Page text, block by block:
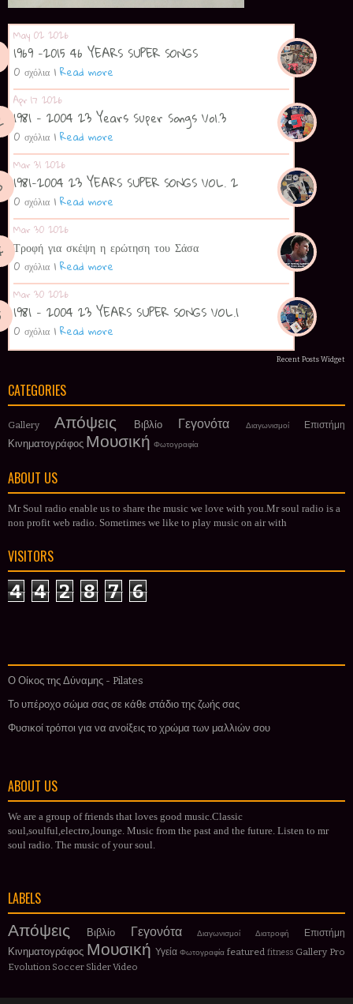
May 02 2026
1969 -2015 46 YEARS SUPER SONGS
0 σχόλια | Read more
Apr 17 2026
1981 - 2004 23 Years Super Songs Vol.3
0 σχόλια | Read more
Mar 31 2026
1981-2004 23 YEARS SUPER SONGS VOL. 2
0 σχόλια | Read more
Mar 30 2026
Τροφή για σκέψη η ερώτηση του Σάσα
0 σχόλια | Read more
Mar 30 2026
1981 - 2004 23 YEARS SUPER SONGS VOL.1
0 σχόλια | Read more
Recent Posts Widget
CATEGORIES
Gallery Απόψεις Βιβλίο Γεγονότα Διαγωνισμοί Επιστήμη
Κινηματογράφος Μουσική Φωτογραφία
ABOUT US
Mr Soul radio enable us to share the music we love with you.Mr soul radio is a
non profit web radio. Sometimes we like to play music on air with
VISITORS
4 4 2 8 7 6
Ο Οίκος της Δύναμης - Pilates
Το υπέροχο σώμα σας σε κάθε στάδιο της ζωής σας
Φυσικοί τρόποι για να ανοίξεις το χρώμα των μαλλιών σου
ABOUT US
We are a group of friends that loves good music.Classic
soul,soulful,electro,lounge. Music from the past and the future. Listen to mr
soul radio. The music of your soul.
LABELS
Απόψεις Βιβλίο Γεγονότα Διαγωνισμοί Διατροφή Επιστήμη
Κινηματογράφος Μουσική Υγεία Φωτογραφία featured fitness Gallery Pro
Evolution Soccer SliderVideo